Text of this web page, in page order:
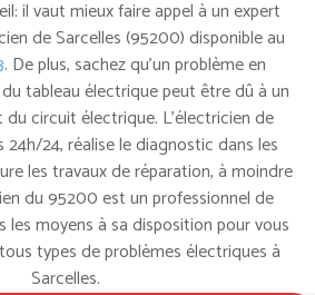
il vaut mieux faire appel à un expert
de Sarcelles (95200) disponible au
. De plus, sachez qu’un problème en
tableau électrique peut être dû à un
circuit électrique. L’électricien de
24h/24, réalise le diagnostic dans les
les travaux de réparation, à moindre
du 95200 est un professionnel de
moyens à sa disposition pour vous
types de problèmes électriques à
Sarcelles.